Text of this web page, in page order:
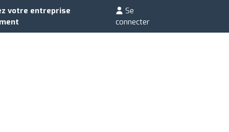
votre entreprise
Se
connecter